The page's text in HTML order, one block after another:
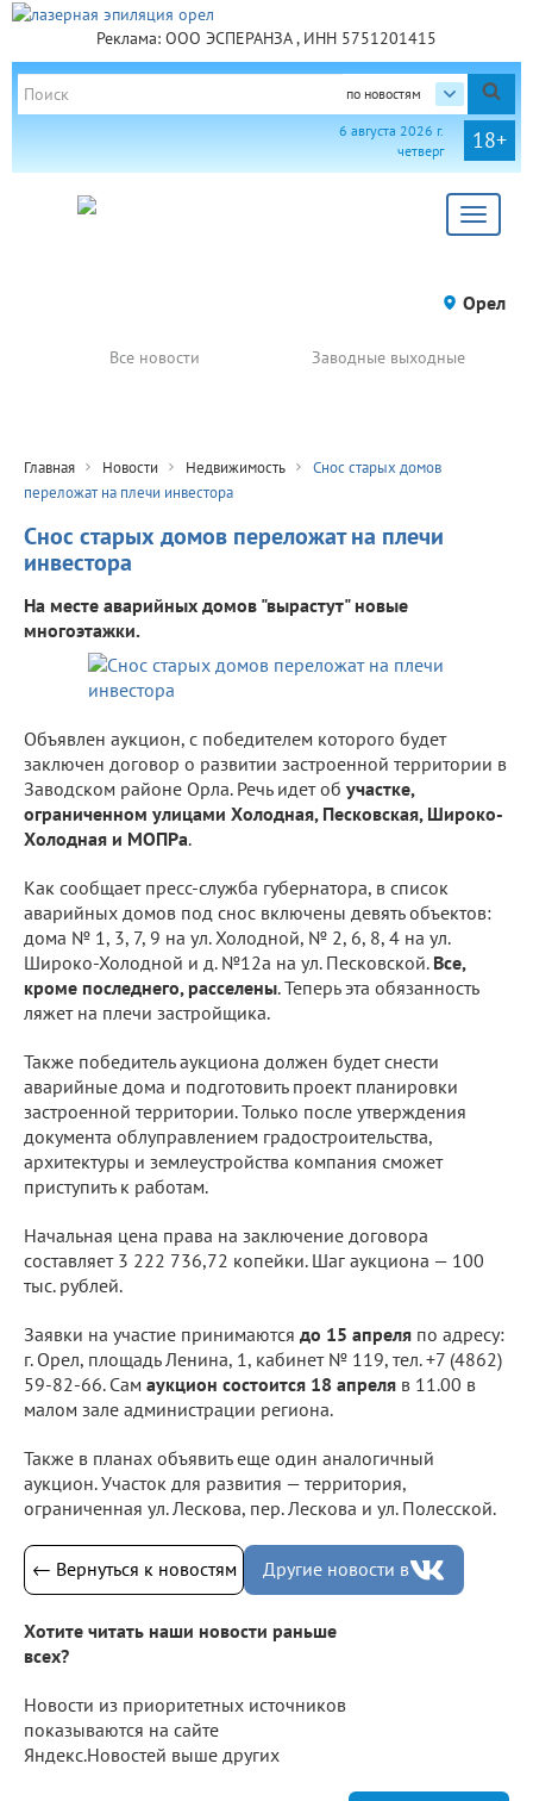
Реклама: ООО ЭСПЕРАНЗА , ИНН 5751201415
по новостям
18+
6 августа 2026 г.
четверг
Toggle
Орел
Все новости Заводные выходные
Главная Новости Недвижимость
Снос старых домов
переложат на плечи инвестора
Снос старых домов переложат на плечи
инвестора
На месте аварийных домов "вырастут" новые
многоэтажки.
Объявлен аукцион, с победителем которого будет
заключен договор о развитии застроенной территории в
Заводском районе Орла. Речь идет об участке,
ограниченном улицами Холодная, Песковская, Широко-
Холодная и МОПРа.
Как сообщает пресс-служба губернатора, в список
аварийных домов под снос включены девять объектов:
дома № 1, 3, 7, 9 на ул. Холодной, № 2, 6, 8, 4 на ул.
Широко-Холодной и д. №12а на ул. Песковской. Все,
кроме последнего, расселены. Теперь эта обязанность
ляжет на плечи застройщика.
Также победитель аукциона должен будет снести
аварийные дома и подготовить проект планировки
застроенной территории. Только после утверждения
документа облуправлением градостроительства,
архитектуры и землеустройства компания сможет
приступить к работам.
Начальная цена права на заключение договора
составляет 3 222 736,72 копейки. Шаг аукциона — 100
тыс. рублей.
Заявки на участие принимаются до 15 апреля по адресу:
г. Орел, площадь Ленина, 1, кабинет № 119, тел. +7 (4862)
59-82-66. Сам аукцион состоится 18 апреля в 11.00 в
малом зале администрации региона.
Также в планах объявить еще один аналогичный
аукцион. Участок для развития — территория,
ограниченная ул. Лескова, пер. Лескова и ул. Полесской.
← Вернуться к новостям Другие новости в
Хотите читать наши новости раньше
всех?
Новости из приоритетных источников
показываются на сайте
Яндекс.Новостей выше других